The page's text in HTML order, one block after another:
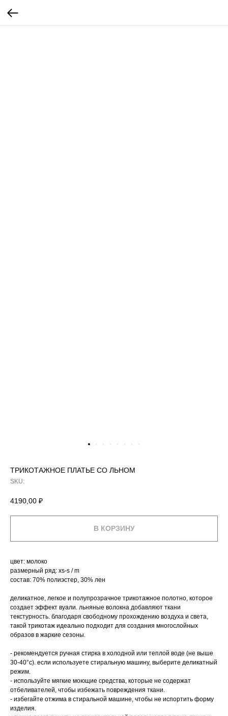
ТРИКОТАЖНОЕ ПЛАТЬЕ СО ЛЬНОМ
SKU:
4190,00 ₽
В КОРЗИНУ
цвет: молоко
размерный ряд: xs-s / m
состав: 70% полиэстер, 30% лен
деликатное, легкое и полупрозрачное трикотажное полотно, которое
создает эффект вуали. льняные волокна добавляют ткани
текстурность. благодаря свободному прохождению воздуха и света,
такой трикотаж идеально подходит для создания многослойных
образов в жаркие сезоны.
- рекомендуется ручная стирка в холодной или теплой воде (не выше
30-40°c). если используете стиральную машину, выберите деликатный
режим.
- используйте мягкие моющие средства, которые не содержат
отбеливателей, чтобы избежать повреждения ткани.
- избегайте отжима в стиральной машине, чтобы не испортить форму
изделия.